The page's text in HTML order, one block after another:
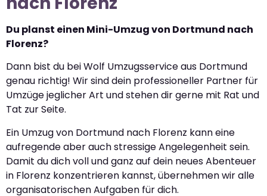
Du planst einen Mini-Umzug von Dortmund nach
Florenz?
Dann bist du bei Wolf Umzugsservice aus Dortmund
genau richtig! Wir sind dein professioneller Partner für
Umzüge jeglicher Art und stehen dir gerne mit Rat und
Tat zur Seite.
Ein Umzug von Dortmund nach Florenz kann eine
aufregende aber auch stressige Angelegenheit sein.
Damit du dich voll und ganz auf dein neues Abenteuer
in Florenz konzentrieren kannst, übernehmen wir alle
organisatorischen Aufgaben für dich.